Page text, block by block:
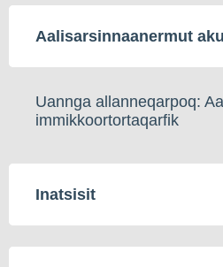
Aalisarsinnaanermut
Uannga allanneqarpoq:
immikkoortortaqarfik
Inatsisit